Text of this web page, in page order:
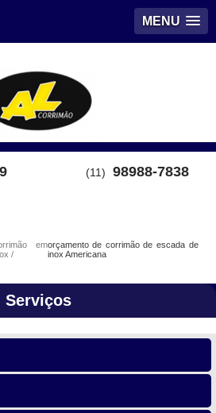
MENU
(11) 98988-7838
emorçamento de corrimão de escada de
inox Americana
Serviços